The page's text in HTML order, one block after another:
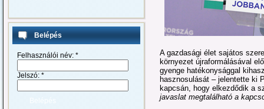
Belépés
Felhasználói név: *
Jelszó: *
A gazdasági élet sajátos
környezet újraformálásával
gyenge hatékonysággal
hasznosulását – jelentette ki
kapcsán, hogy elkezdődik a
javaslat megtalálható a